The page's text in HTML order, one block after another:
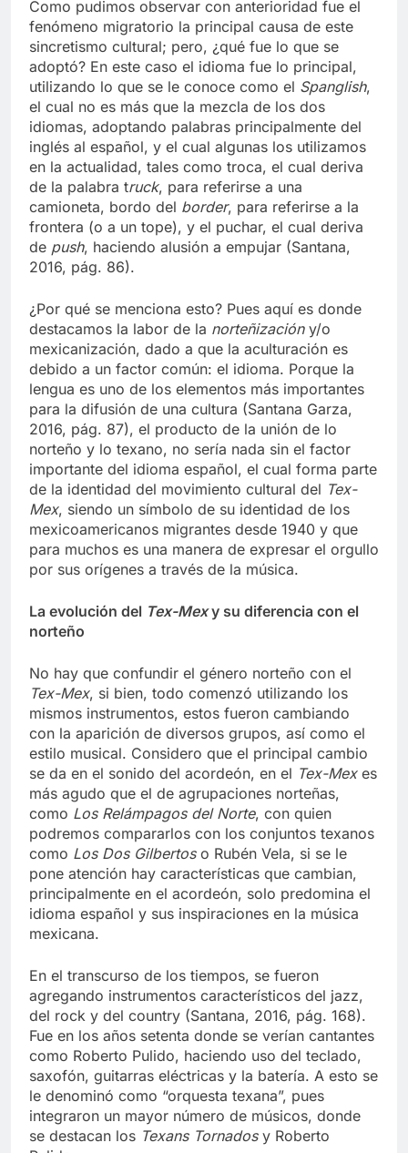
Como pudimos observar con anterioridad fue el
fenómeno migratorio la principal causa de este
sincretismo cultural; pero, ¿qué fue lo que se
adoptó? En este caso el idioma fue lo principal,
utilizando lo que se le conoce como el Spanglish
el cual no es más que la mezcla de los dos
idiomas, adoptando palabras principalmente del
inglés al español, y el cual algunas los utilizamos
en la actualidad, tales como troca, el cual deriva
de la palabra truck, para referirse a una
camioneta, bordo del border, para referirse a la
frontera (o a un tope), y el puchar, el cual deriva
depush, haciendo alusión a empujar (Santana,
¿Por qué se menciona esto? Pues aquí es donde
destacamos la labor de lanorteñizacióny/o
mexicanización, dado a que la aculturación es
debido a un factor común: el idioma. Porque la
lengua es uno de los elementos más importantes
para la difusión de una cultura (Santana Garza,
2016, pág. 87), el producto de la unión de lo
norteño y lo texano, no sería nada sin el factor
importante del idioma español, el cual forma parte
de la identidad del movimiento cultural del Tex-
Mex, siendo un símbolo de su identidad de los
mexicoamericanos migrantes desde 1940 y que
para muchos es una manera de expresar el orgullo
La evolución del
No hay que confundir el género norteño con el
Tex-Mex, si bien, todo comenzó utilizando los
mismos instrumentos, estos fueron cambiando
con la aparición de diversos grupos, así como el
estilo musical. Considero que el principal cambio
se da en el sonido del acordeón, en elTex-Mex
más agudo que el de agrupaciones norteñas,
comoLos Relámpagos del Norte, con quien
podremos compararlos con los conjuntos texanos
comoLos Dos Gilbertoso Rubén Vela, si se le
pone atención hay características que cambian,
principalmente en el acordeón, solo predomina el
idioma español y sus inspiraciones en la música
En el transcurso de los tiempos, se fueron
agregando instrumentos característicos del jazz,
del rock y del country (Santana, 2016, pág. 168).
Fue en los años setenta donde se verían cantantes
como Roberto Pulido, haciendo uso del teclado,
saxofón, guitarras eléctricas y la batería. A esto se
le denominó como “orquesta texana”, pues
integraron un mayor número de músicos, donde